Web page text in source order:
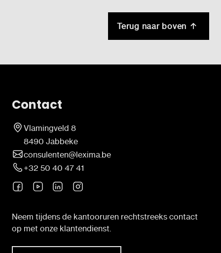
Terug naar boven
Contact
Vlamingveld 8
8490 Jabbeke
consulenten@lexima.be
+32 50 40 47 41
Neem tijdens de kantooruren rechtstreeks contact
op met onze klantendienst.